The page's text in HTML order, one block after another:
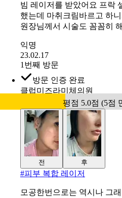
빔 레이저를 받았어요 프락
했는데 마취크림바르고 하
원장님께서 시술도 꼼꼼히
익명
23.02.17
1번째 방문
방문 인증 완료
클럽미즈라미체의원
평점 5.0점 (5점
전 후
#피부 복합 레이저
모공한번으로는 역시나 그